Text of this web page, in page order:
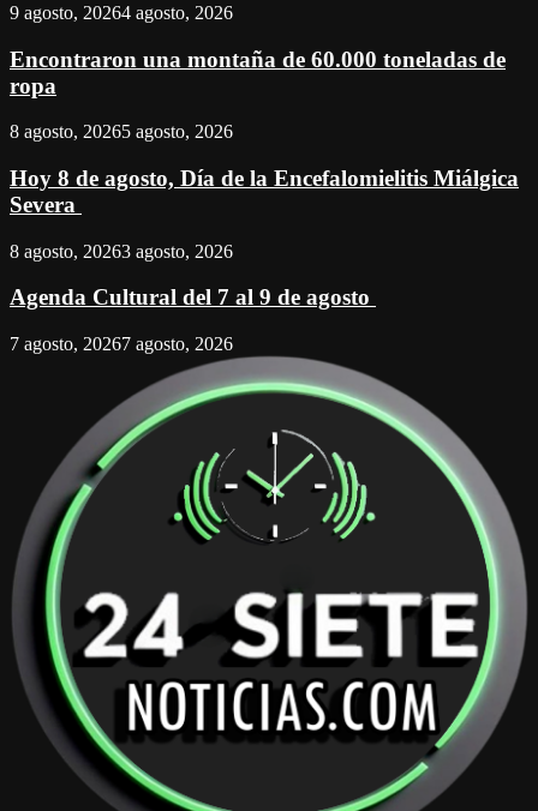
9 agosto, 20264 agosto, 2026
Encontraron una montaña de 60.000 toneladas de
ropa
8 agosto, 20265 agosto, 2026
Hoy 8 de agosto, Día de la Encefalomielitis Miálgica
Severa
8 agosto, 20263 agosto, 2026
Agenda Cultural del 7 al 9 de agosto
7 agosto, 20267 agosto, 2026